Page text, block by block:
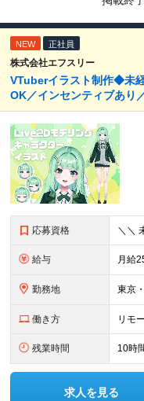
NEW 正社員
株式会社エフスリー
VTuberイラスト制作◆未
OK／インセンティブあり
応募資格
給与
勤務地
働き方 リモ
残業時間 10時
求人を見る